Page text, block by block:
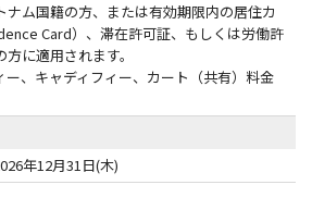
ム国籍の方、または有効期限内の居住カ
Card）、滞在許可証、もしくは労働許
に適用されます。
、キャディフィー、カート（共有）料金
年12月31日(木)